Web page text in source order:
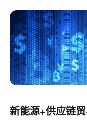
新能源+供应链